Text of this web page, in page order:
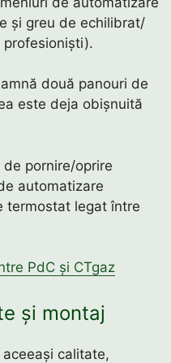
și greu de echilibrat/
două panouri de
este deja obișnuită
pornire/oprire
automatizare
termostat legat între
PdC și CTgaz
și montaj
calitate,